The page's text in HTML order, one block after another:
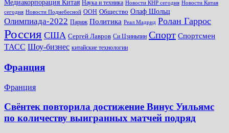
Медиакорпорация Китая Наука и техника Новости КНР сегодня Новости Китая
сегодня Новости Поднебесной ООН Общество Олаф Шольц
Олимпиада-2022 Париж Политика Реал Мадрид Ролан Гаррос
Россия США Сергей Лавров Си Цзиньпин Спорт Спортсмен
ТАСС Шоу-бизнес китайские технологии
Франция
Франция
Свёнтек повторила достижение Винус Уильямс
по количеству выигранных матчей подряд